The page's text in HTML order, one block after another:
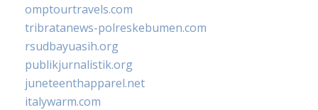
omptourtravels.com
tribratanews-polreskebumen.com
rsudbayuasih.org
publikjurnalistik.org
juneteenthapparel.net
italywarm.com